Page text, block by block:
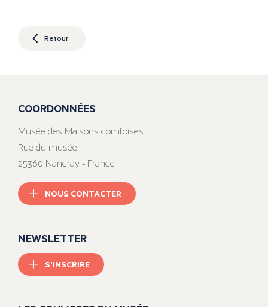
Retour
COORDONNÉES
Musée des Maisons comtoises
Rue du musée
25360 Nancray - France
NOUS CONTACTER
NEWSLETTER
S'INSCRIRE